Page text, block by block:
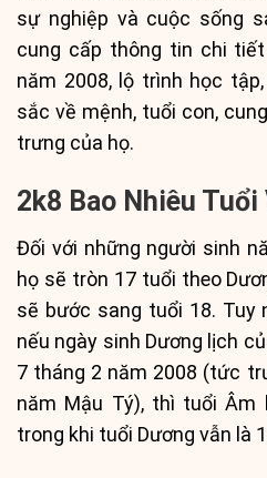
sự nghiệp và cuộc sống
cung cấp thông tin chi
năm 2008, lộ trình học
sắc về mệnh, tuổi con,
trưng của họ.
2k8 Bao Nhiêu Tuổi
Đối với những người sinh
họ sẽ tròn 17 tuổi theo
sẽ bước sang tuổi 18. Tuy
nếu ngày sinh Dương lịch
7 tháng 2 năm 2008 (tức
năm Mậu Tý), thì tuổi
trong khi tuổi Dương vẫn là